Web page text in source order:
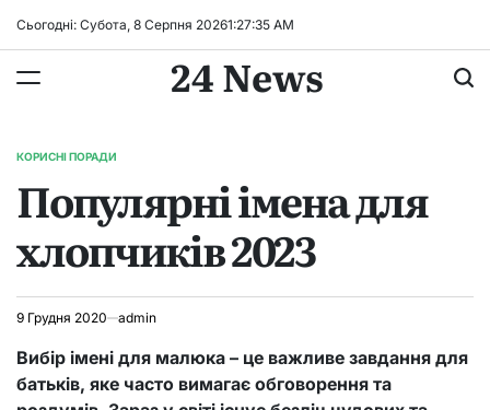
Сьогодні: Субота, 8 Серпня 20261:27:36 AM
24 News
ОПУБЛІКУВАТИ
КОРИСНІ ПОРАДИ
Популярні імена для
хлопчиків 2023
9 Грудня 2020 admin
Вибір імені для малюка – це важливе завдання для
батьків, яке часто вимагає обговорення та